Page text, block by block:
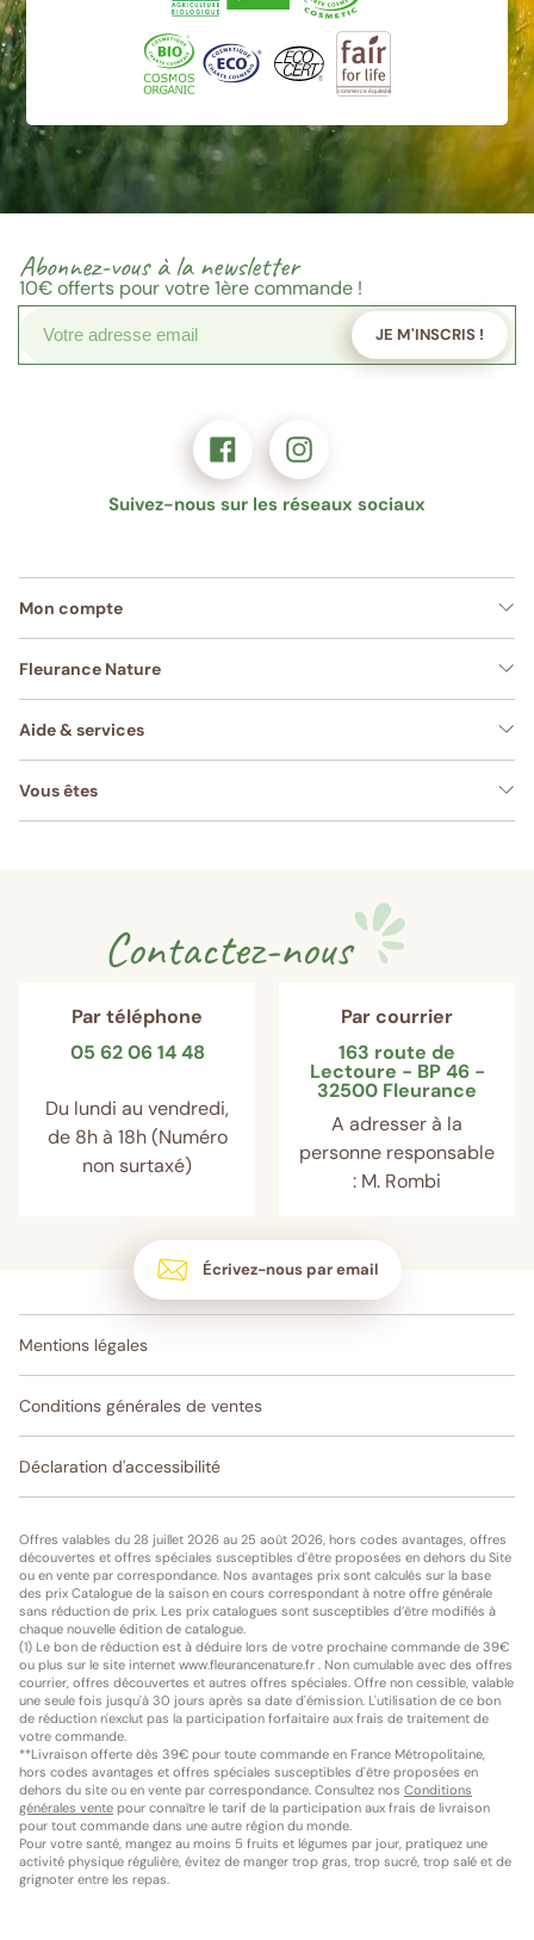
Abonnez-vous à la newsletter
10€offerts pour votre 1ère commande !
JE M'INSCRIS !
Suivez-nous sur les réseaux sociaux
Mon compte
Fleurance Nature
Aide & services
Vous êtes
Contactez-nous
Par téléphone
05 62 06 14 48
Du lundi au vendredi,
de 8h à 18h (Numéro
non surtaxé)
Par courrier
163 route de
Lectoure - BP 46 -
32500 Fleurance
A adresser à la
personne responsable
: M. Rombi
Écrivez-nous par email
Mentions légales
Conditions générales de ventes
Déclaration d'accessibilité
Offres valables du 28 juillet 2026 au 25 août 2026, hors codes avantages, offres
découvertes et offres spéciales susceptibles d'être proposées en dehors du Site
ou en vente par correspondance. Nos avantages prix sont calculés sur la base
des prix Catalogue de la saison en cours correspondant à notre offre générale
sans réduction de prix. Les prix catalogues sont susceptibles d’être modifiés à
chaque nouvelle édition de catalogue.
(1) Le bon de réduction est à déduire lors de votre prochaine commande de 39€
ou plus sur le site internet www.fleurancenature.fr . Non cumulable avec des offres
courrier, offres découvertes et autres offres spéciales. Offre non cessible, valable
une seule fois jusqu'à 30 jours après sa date d'émission. L'utilisation de ce bon
de réduction n'exclut pas la participation forfaitaire aux frais de traitement de
votre commande.
**Livraison offerte dès 39€ pour toute commande en France Métropolitaine,
hors codes avantages et offres spéciales susceptibles d'être proposées en
dehors du site ou en vente par correspondance. Consultez nos Conditions
générales vente pour connaître le tarif de la participation aux frais de livraison
pour tout commande dans une autre région du monde.
Pour votre santé, mangez au moins 5 fruits et légumes par jour, pratiquez une
activité physique régulière, évitez de manger trop gras, trop sucré, trop salé et de
grignoter entre les repas.